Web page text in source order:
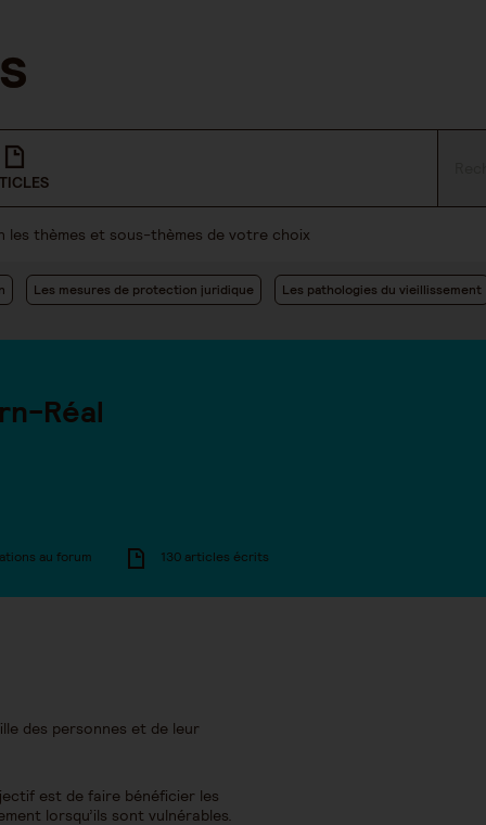
thèmes et sous-thèmes de votre choix
Les mesures de protection juridique Les pathologies du vieillissement
Réal
au forum 130 articles écrits
des personnes et de leur
est de faire bénéficier les
lorsqu’ils sont vulnérables.